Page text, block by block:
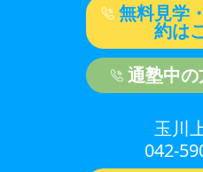
無料見学
約は
通塾中
玉川
042-